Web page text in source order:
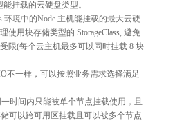
能挂载的云硬盘类型。
环境中的Node 主机能挂载的最大云硬
使用块存储类型的 StorageClass, 避免
限(每个云主机最多可以同时挂载 8 块
不一样，可以按照业务需求选择满足
时间内只能被单个节点挂载使用，且
可以跨可用区挂载且可以被多个节点